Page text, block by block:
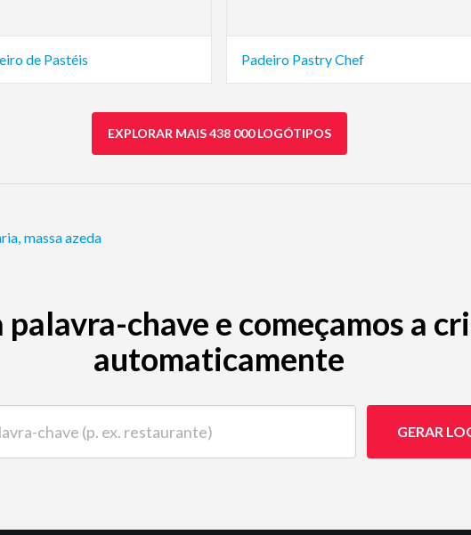
de Pastéis Padeiro Pastry Chef
EXPLORAR MAIS 438 000 LOGÓTIPOS
, massa azeda
chave e começamos a
automaticamente
GERAR